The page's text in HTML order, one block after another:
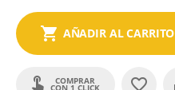
AÑADIR AL CARRITO
COMPRAR
CON 1 CLICK